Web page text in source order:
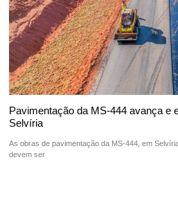
Pavimentação da MS-444 avança e
Selvíria
As obras de pavimentação da MS-444, em
devem ser